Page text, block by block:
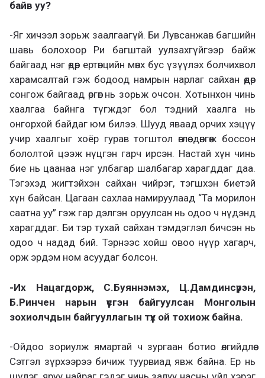
байв уу?
-Яг хичээл зорьж заалгаагүй. Би Лувсанжав багшийн
шавь болохоор Ри багштай уулзахгүйгээр байж
байгаад нэг өдөр ертөнцийн мөнх бус үзүүлэх болчихвол
харамсалтай гэж бодоод намрын нарлаг сайхан өдөр
сонгож байгаад өргөөг нь зорьж очсон. Хотынхон чинь
хаалгаа байнга түгждэг бол тэдний хаалга нь
онгорхой байдаг юм билээ. Шууд яваад орчих хэцүү
учир хаалгыг хоёр гурав тогштол өглөө дөнгөж боссон
бололтой цээж нүцгэн гарч ирсэн. Настай хүн чинь
бие нь цаанаа нэг улбагар шалбагар харагддаг даа.
Тэгэхэд жигтэйхэн сайхан чийрэг, тэгшхэн биетэй
хүн байсан. Цагаан сахлаа намируулаад “Та морилон
саатна уу” гэж гар дэлгэн оруулсан нь одоо ч нүдэнд
харагддаг. Би тэр тухай сайхан тэмдэглэл бичсэн нь
одоо ч надад бий. Тэрнээс хойш овоо нүүр хагарч,
орж эрдэм ном асуудаг болсон.
-Их Нацагдорж, С.Буяннэмэх, Ц.Дамдинсүрэн,
Б.Ринчен нарын үүсгэн байгуулсан Монголын
зохиолчдын байгууллагын түүх ой тохиож байна.
-Ойдоо зориулж ямартай ч зургаан ботио өлгийдлөө.
Сэтгэл зүрхээрээ бичиж туурвиад явж байна. Ер нь